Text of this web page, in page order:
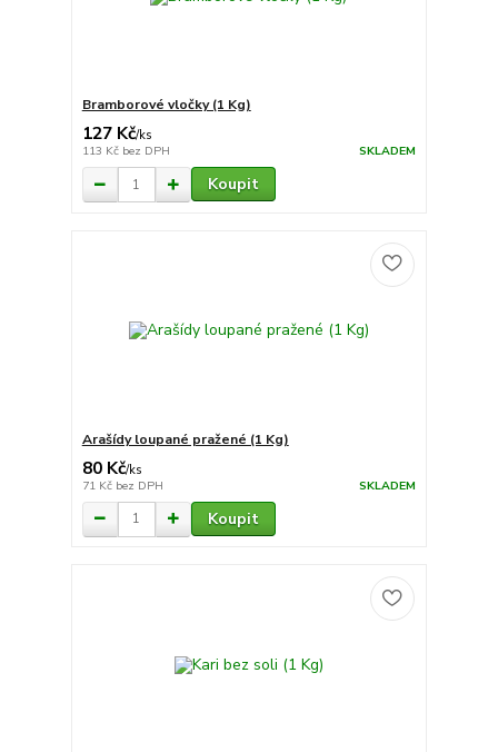
Bramborové vločky (1 Kg)
127 Kč/ks
113 Kč bez DPH SKLADEM
Koupit
Arašídy loupané pražené (1 Kg)
80 Kč/ks
71 Kč bez DPH SKLADEM
Koupit